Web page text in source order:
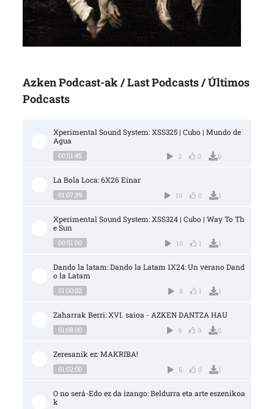
Azken Podcast-ak / Last Podcasts / Últimos
Podcasts
Xperimental Sound System: XSS325 | Cubo | Mundo de
Agua
00:51:45 3 0 0
La Bola Loca: 6X26 Einar
01:07:39 10 0 1
Xperimental Sound System: XSS324 | Cubo | Way To Th
e Sun
00:51:00 10 1 1
Dando la latam: Dando la Latam 1X24: Un verano Dand
o la Latam
01:00:02 8 1 1
Zaharrak Berri: XVI. saioa - AZKEN DANTZA HAU
01:08:00 9 0 0
Zeresanik ez: MAKRIBA!
01:02:00 6 0 1
O no será-Edo ez da izango: Beldurra eta arte eszenikoa
k